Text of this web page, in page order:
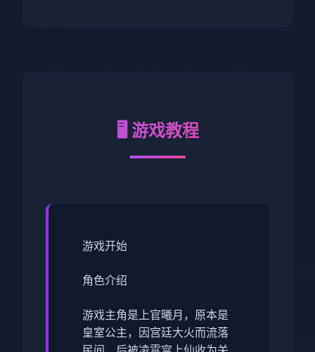
🖥️ 游戏教程
游戏开始
角色介绍
游戏主角是上官曦月，原本是
皇室公主，因宫廷大火而流落